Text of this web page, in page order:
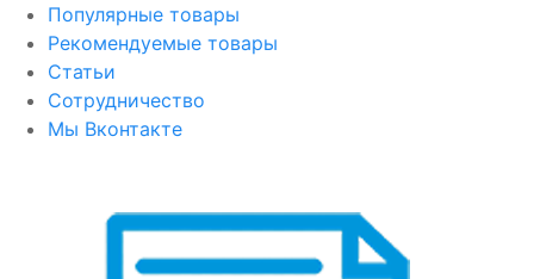
Популярные товары
Рекомендуемые товары
Статьи
Сотрудничество
Мы Вконтакте